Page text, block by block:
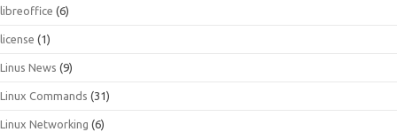
libreoffice (6)
license (1)
Linus News (9)
Linux Commands (31)
Linux Networking (6)